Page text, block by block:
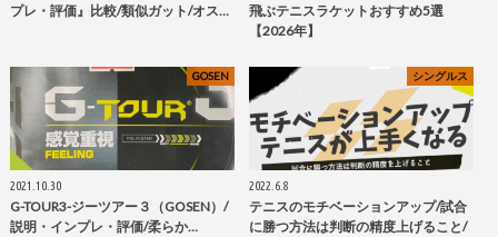
プレ・評価』比較/類似ガット/オス…
飛ぶテニスラケットおすすめ5選
【2026年】
GOSEN
2021.10.30
G-TOUR3-ジーツアー３（GOSEN）/
説明・インプレ・評価/柔らか…
シングルス
2022.6.8
テニスのモチベーションアップ/試合
に勝つ方法は判断の精度上げること/